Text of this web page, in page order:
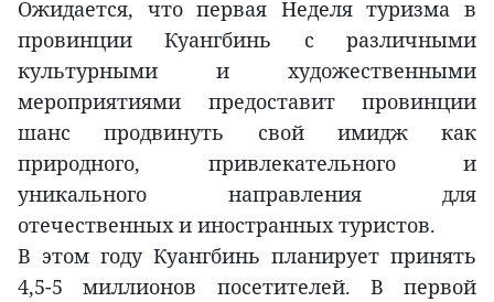
Ожидается, что первая Неделя туризма в
провинции Куангбинь с различными
культурными и художественными
мероприятиями предоставит провинции
шанс продвинуть свой имидж как
природного, привлекательного и
уникального направления для
отечественных и иностранных туристов.
В этом году Куангбинь планирует принять
4,5-5 миллионов посетителей. В первой